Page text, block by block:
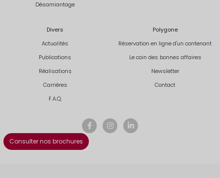
Désamiantage
Divers
Actualités
Publications
Réalisations
Carrières
F.A.Q.
Polygone
Réservation en ligne d'un contenant
Le coin des bonnes affaires
Newsletter
Contact
Consulter nos brochures